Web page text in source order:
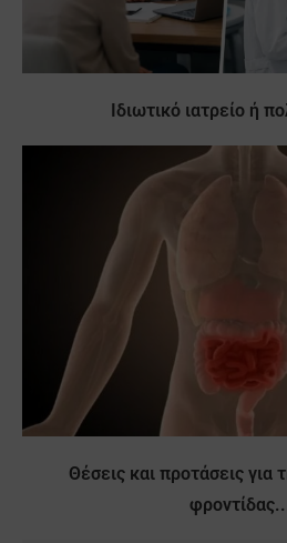
Ιδιωτικό ιατρείο ή
Θέσεις και προτάσεις για